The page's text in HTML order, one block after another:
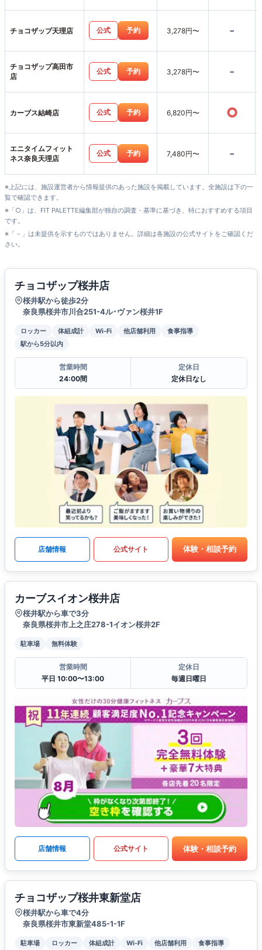
チョコザップ天理店 公式 予約 3,278円〜 -
チョコザップ高田市
店
公式 予約 3,278円〜 -
カーブス結崎店 公式 予約 6,820円〜 ○
エニタイムフィット
ネス奈良天理店
公式 予約 7,480円〜 -
※上記には、施設運営者から情報提供のあった施設を掲載しています。全施設は下の一
覧で確認できます。
※「○」は、FIT PALETTE編集部が独自の調査・基準に基づき、特におすすめする項目
です。
※「－」は未提供を示すものではありません。詳細は各施設の公式サイトをご確認くだ
さい。
チョコザップ桜井店
桜井駅から徒歩2分
奈良県桜井市川合251-4ル･ヴァン桜井1F
ロッカー 体組成計 Wi-Fi 他店舗利用
食事指導
駅から5分以内
営業時間
24:00間
定休日
定休日なし
店舗情報 公式サイト 体験・相談予約
カーブスイオン桜井店
桜井駅から車で3分
奈良県桜井市上之庄278-1イオン桜井2F
駐車場 無料体験
営業時間
平日 10:00〜13:00
定休日
毎週日曜日
店舗情報 公式サイト 体験・相談予約
チョコザップ桜井東新堂店
桜井駅から車で4分
奈良県桜井市東新堂485-1-1F
駐車場 ロッカー 体組成計 Wi-Fi 他店舗利用 食事指導